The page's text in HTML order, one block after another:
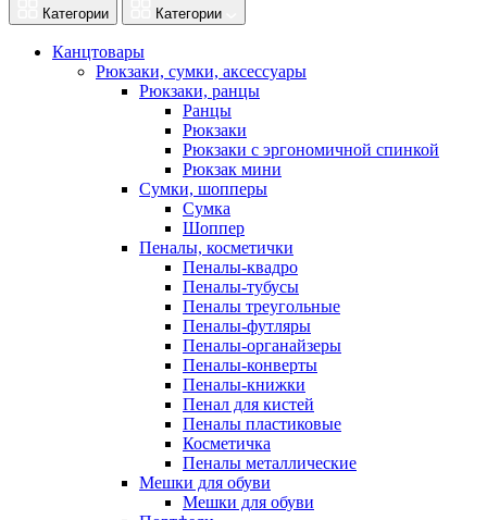
Категории Категории
Канцтовары
Рюкзаки, сумки, аксессуары
Рюкзаки, ранцы
Ранцы
Рюкзаки
Рюкзаки с эргономичной спинкой
Рюкзак мини
Сумки, шопперы
Сумка
Шоппер
Пеналы, косметички
Пеналы-квадро
Пеналы-тубусы
Пеналы треугольные
Пеналы-футляры
Пеналы-органайзеры
Пеналы-конверты
Пеналы-книжки
Пенал для кистей
Пеналы пластиковые
Косметичка
Пеналы металлические
Мешки для обуви
Мешки для обуви